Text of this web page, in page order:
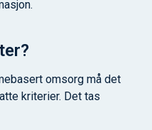
omsorg må det
kriterier. Det tas